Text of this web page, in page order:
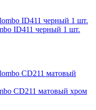
ID411 черный 1 шт.
CD211 матовый хром